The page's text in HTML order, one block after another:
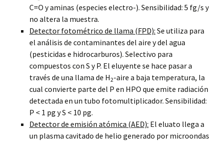
C=O y aminas (especies electro-). Sensibilidad: 5 fg/s y
no altera la muestra.
Detector fotométrico de llama (FPD): Se utiliza para
el análisis de contaminantes del aire y del agua
(pesticidas e hidrocarburos). Selectivo para
compuestos con S y P. El eluyente se hace pasar a
través de una llama de H2-aire a baja temperatura, la
cual convierte parte del P en HPO que emite radiación
detectada en un tubo fotomultiplicador. Sensibilidad:
P < 1 pg y S < 10 pg.
Detector de emisión atómica (AED): El eluato llega a
un plasma cavitado de helio generado por microondas